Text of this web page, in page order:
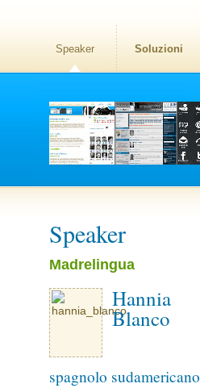
Speaker Soluzioni
Speaker
Madrelingua
Hannia
Blanco
spagnolo sudamericano